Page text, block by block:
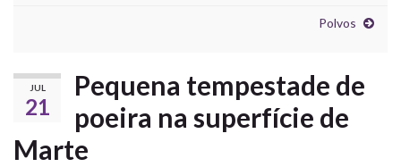
Polvos
JUL
21
Pequena tempestade de
poeira na superfície de
Marte